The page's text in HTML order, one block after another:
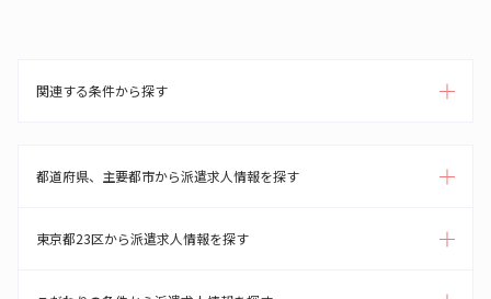
関連する条件から探す
都道府県、主要都市から派遣求人情報を探す
東京都23区から派遣求人情報を探す